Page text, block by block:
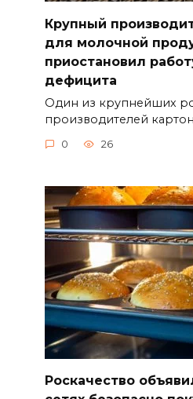
Крупный
для молочной
приостановил
дефицита
Один из крупнейших
производителей
0 26
Роскачество